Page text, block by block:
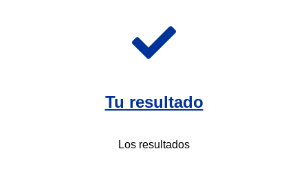
Tu resultado
Los resultados